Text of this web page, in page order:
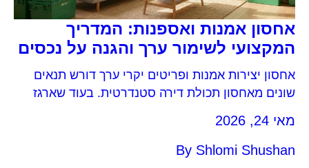
אחסון אמנות ואספנות: המדריך
המקצועי לשימור ערך והגנה על נכסים
אחסון יצירות אמנות ופריטים יקרי ערך דורש תנאים
שונים מאחסון תכולת דירה סטנדרטית. בעוד שארגז
במחסן רגיל ללא פגע, יצירת אמנות דורשת בקרת
אקלים, הגנה מפני אור, אבטחה מתקדמת וטיפול ייעודי
מאי 24, 2026
By Shlomi Shushan